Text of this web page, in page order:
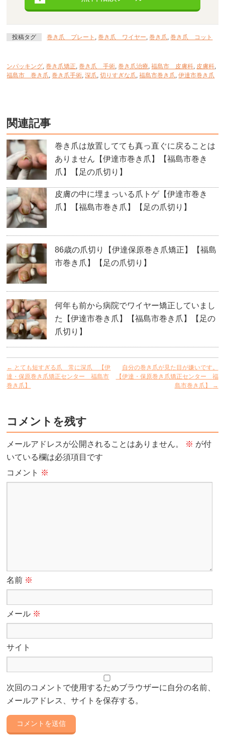
投稿タグ 巻き爪 プレート ,巻き爪 ワイヤー ,巻き爪 ,巻き爪 コット
ンパッキング ,巻き爪矯正 ,巻き爪 手術 ,巻き爪治療 ,福島市 皮膚科 皮膚科
福島市 巻き爪 ,巻き爪手術 ,深爪 ,切りすぎな爪 ,福島市巻き爪 ,伊達市巻き爪
関連記事
巻き爪は放置してても真っ直ぐに戻ることは
ありません【伊達市巻き爪】【福島市巻き
爪】【足の爪切り】
皮膚の中に埋まっいる爪トゲ【伊達市巻き
爪】【福島市巻き爪】【足の爪切り】
86歳の爪切り【伊達保原巻き爪矯正】【福島
市巻き爪】【足の爪切り】
何年も前から病院でワイヤー矯正していまし
た【伊達市巻き爪】【福島市巻き爪】【足の
爪切り】
← とても短すぎる爪 常に深爪 【伊
達・保原巻き爪矯正センター 福島市
巻き爪】
自分の巻き爪が見た目が嫌いです。
【伊達・保原巻き爪矯正センター 福
島市巻き爪】
→
コメントを残す
メールアドレスが公開されることはありません。 ※ が付
いている欄は必須項目です
コメント ※
名前 ※
メール ※
サイト
次回のコメントで使用するためブラウザーに自分の名前、
メールアドレス、サイトを保存する。